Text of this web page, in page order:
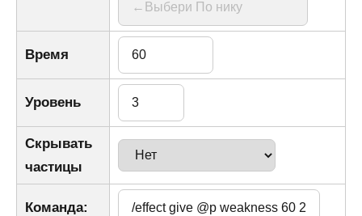
Время
Уровень
Скрывать
частицы
Команда: